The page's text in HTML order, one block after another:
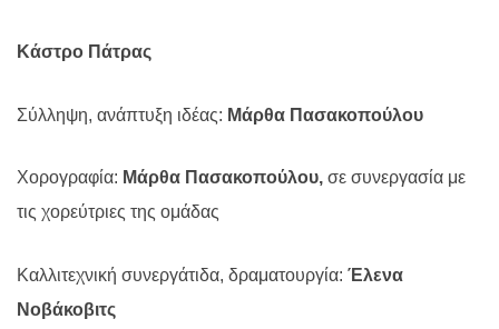
Κάστρο Πάτρας
Σύλληψη, ανάπτυξη ιδέας: Μάρθα Πασακοπούλου
Χορογραφία: Μάρθα Πασακοπούλου, σε συνεργασία με
τις χορεύτριες της ομάδας
Καλλιτεχνική συνεργάτιδα, δραματουργία: Έλενα
Νοβάκοβιτς